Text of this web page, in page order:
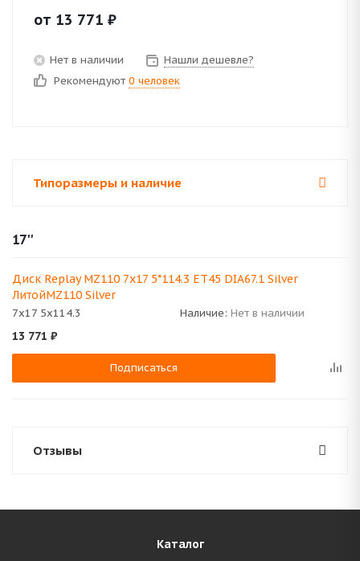
от 13 771 ₽
Нет в наличии
Нашли дешевле?
Рекомендуют 0 человек
Типоразмеры и наличие
17''
Диск Replay MZ110 7x17 5*114.3 ET45 DIA67.1 Silver
ЛитойMZ110 Silver
7x17 5x114.3 Наличие: Нет в наличии
13 771 ₽
Подписаться
Отзывы
Каталог